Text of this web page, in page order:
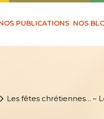
PUBLICATIONS NOS
Les fêtes chrétiennes… –